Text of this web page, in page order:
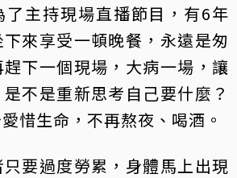
了主持現場直播節目，有6年
來享受一頓晚餐，永遠是匆
下一個現場，大病一場，讓
不是重新思考自己要什麼？
惜生命，不再熬夜、喝酒。
要過度勞累，身體馬上出現